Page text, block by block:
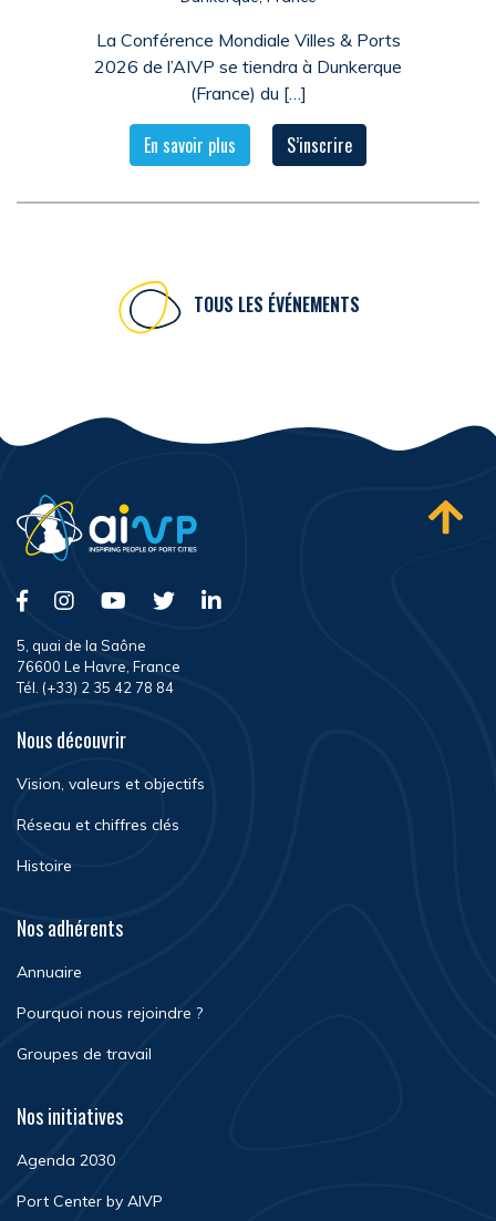
La Conférence Mondiale Villes & Ports
2026 de l’AIVP se tiendra à Dunkerque
(France) du […]
En savoir plus S’inscrire
TOUS LES ÉVÉNEMENTS
5, quai de la Saône
76600 Le Havre, France
Tél. (+33) 2 35 42 78 84
Nous découvrir
Vision, valeurs et objectifs
Réseau et chiffres clés
Histoire
Nos adhérents
Annuaire
Pourquoi nous rejoindre ?
Groupes de travail
Nos initiatives
Agenda 2030
Port Center by AIVP